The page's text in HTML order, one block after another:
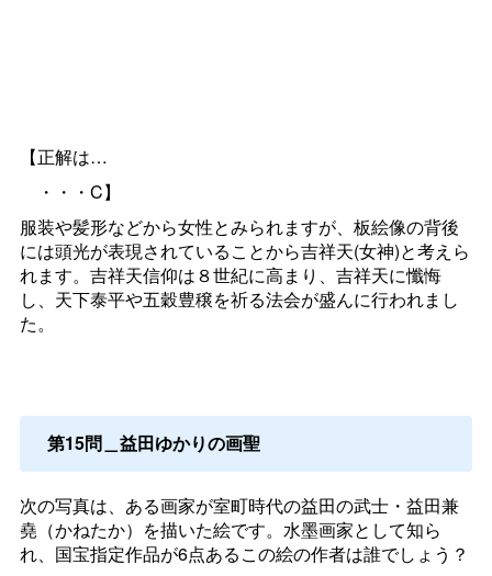
【正解は…
・・・C】
服装や髪形などから女性とみられますが、板絵像の背後
には頭光が表現されていることから吉祥天(女神)と考えら
れます。吉祥天信仰は８世紀に高まり、吉祥天に懺悔
し、天下泰平や五穀豊穣を祈る法会が盛んに行われまし
た。
第15問＿益田ゆかりの画聖
次の写真は、ある画家が室町時代の益田の武士・益田兼
堯（かねたか）を描いた絵です。水墨画家として知ら
れ、国宝指定作品が6点あるこの絵の作者は誰でしょう？